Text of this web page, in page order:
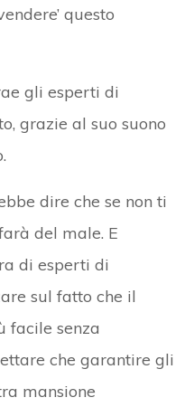
questo
gli esperti di
grazie al suo suono
dire che se non ti
del male. E
di esperti di
sul fatto che il
facile senza
che garantire gli
mansione